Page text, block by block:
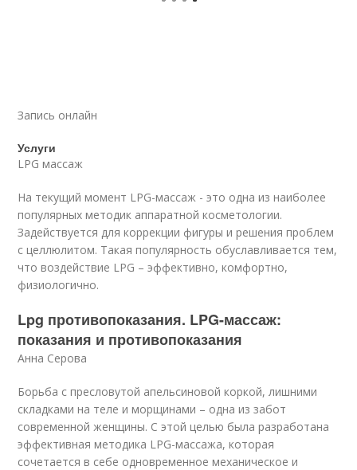
Запись онлайн
Услуги
LPG массаж
На текущий момент LPG-массаж - это одна из наиболее
популярных методик аппаратной косметологии.
Задействуется для коррекции фигуры и решения проблем
с целлюлитом. Такая популярность обуславливается тем,
что воздействие LPG – эффективно, комфортно,
физиологично.
Lpg противопоказания. LPG-массаж:
показания и противопоказания
Анна Серова
Борьба с пресловутой апельсиновой коркой, лишними
складками на теле и морщинами – одна из забот
современной женщины. С этой целью была разработана
эффективная методика LPG-массажа, которая
сочетается в себе одновременное механическое и